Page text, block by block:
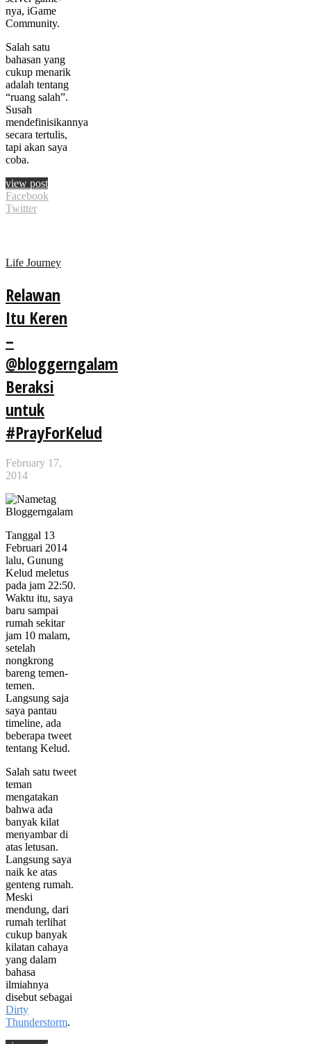
nya, iGame
Community.
Salah satu
bahasan yang
cukup menarik
adalah tentang
“ruang salah”.
Susah
mendefinisikannya
secara tertulis,
tapi akan saya
coba.
view post
Facebook
Twitter
Life Journey
Relawan
Itu Keren
–
@bloggerngalam
Beraksi
untuk
#PrayForKelud
February 17,
2014
Tanggal 13
Februari 2014
lalu, Gunung
Kelud meletus
pada jam 22:50.
Waktu itu, saya
baru sampai
rumah sekitar
jam 10 malam,
setelah
nongkrong
bareng temen-
temen.
Langsung saja
saya pantau
timeline, ada
beberapa tweet
tentang Kelud.
Salah satu tweet
teman
mengatakan
bahwa ada
banyak kilat
menyambar di
atas letusan.
Langsung saya
naik ke atas
genteng rumah.
Meski
mendung, dari
rumah terlihat
cukup banyak
kilatan cahaya
yang dalam
bahasa
ilmiahnya
disebut sebagai
Dirty
Thunderstorm.